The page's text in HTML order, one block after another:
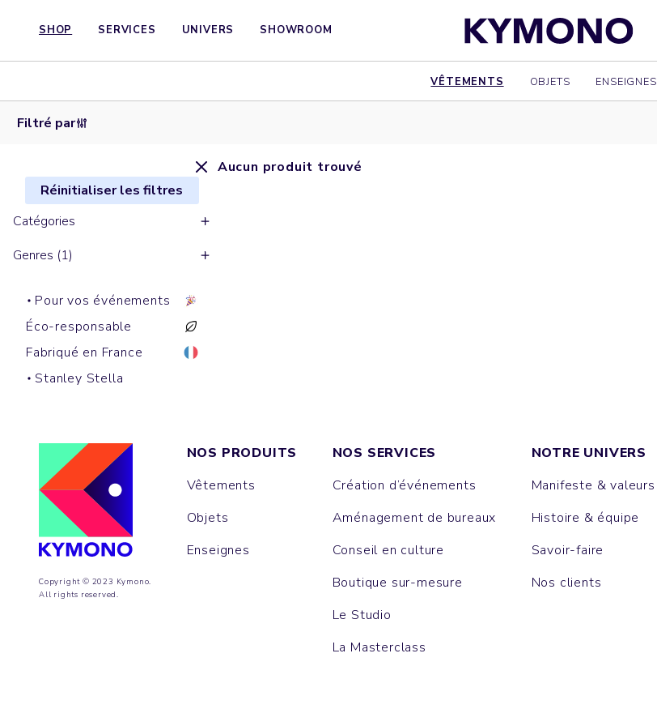
SHOP SERVICES UNIVERS SHOWROOM
VÊTEMENTS OBJETS ENSEIGNES
Filtré par
Réinitialiser les filtres
Catégories
Genres (1)
Pour vos événements
Éco-responsable
Fabriqué en France
Stanley Stella
Aucun produit trouvé
Copyright © 2023 Kymono.
All rights reserved.
NOS PRODUITS
Vêtements
Objets
Enseignes
NOS SERVICES
Création d’événements
Aménagement de bureaux
Conseil en culture
Boutique sur-mesure
Le Studio
La Masterclass
NOTRE UNIVERS
Manifeste & valeurs
Histoire & équipe
Savoir-faire
Nos clients